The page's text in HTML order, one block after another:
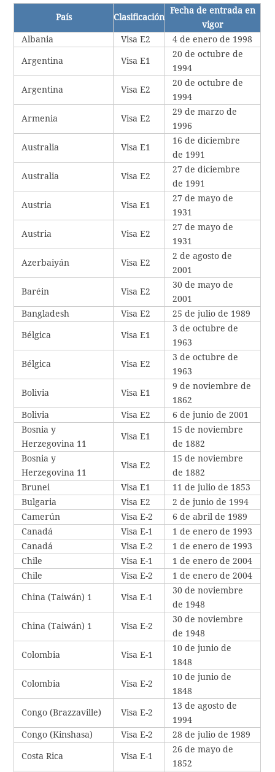
País Clasificación
Fecha de entrada en
vigor
Albania
Visa E2 4 de enero de 1998
Argentina Visa E1
20 de octubre de
1994
Argentina Visa E2
20 de octubre de
1994
Armenia Visa E2
29 de marzo de
1996
Australia Visa E1
16 de diciembre
de 1991
Australia Visa E2
27 de diciembre
de 1991
Austria Visa E1
27 de mayo de
1931
Austria Visa E2
27 de mayo de
1931
Azerbaiyán Visa E2
2 de agosto de
2001
Baréin Visa E2
30 de mayo de
2001
Bangladesh
Visa E2 25 de julio de 1989
Bélgica Visa E1
3 de octubre de
1963
Bélgica Visa E2
3 de octubre de
1963
Bolivia Visa E1
9 de noviembre de
1862
Bolivia
Visa E2
6 de junio de 2001
Bosnia y
Herzegovina 11
Visa E1
15 de noviembre
de 1882
Bosnia y
Herzegovina 11
Visa E2
15 de noviembre
de 1882
Brunei
Visa E1
11 de julio de 1853
Bulgaria
Visa E2
2 de junio de 1994
Camerún
Visa E-2
6 de abril de 1989
Canadá
Visa E-1
1 de enero de 1993
Canadá
Visa E-2
1 de enero de 1993
Chile
Visa E-1
1 de enero de 2004
Chile
Visa E-2 1 de enero de 2004
China (Taiwán) 1 Visa E-1
30 de noviembre
de 1948
China (Taiwán) 1 Visa E-2
30 de noviembre
de 1948
Colombia Visa E-1
10 de junio de
1848
Colombia Visa E-2
10 de junio de
1848
Congo (Brazzaville) Visa E-2
13 de agosto de
1994
Congo (Kinshasa)
Visa E-2 28 de julio de 1989
Costa Rica Visa E-1
26 de mayo de
1852